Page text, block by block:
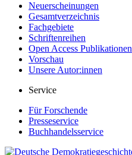
Neuerscheinungen
Gesamtverzeichnis
Fachgebiete
Schriftenreihen
Open Access Publikationen
Vorschau
Unsere Autor:innen
Service
Für Forschende
Presseservice
Buchhandelsservice